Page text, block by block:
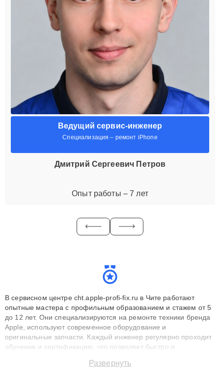
Ведущий сервис-инженер
Специализация – ремонт iPhone
Дмитрий Сергеевич Петров
Опыт работы – 7 лет
В сервисном центре cht.apple-profi-fix.ru в Чите работают
опытные мастера с профильным образованием и стажем от 5
до 12 лет. Они специализируются на ремонте техники бренда
Apple, используют современное оборудование и
оригинальные запчасти. Каждый инженер регулярно проходит
обучение и сертификацию, что позволяет быстро и
сохранением гарантии до 3 лет. Наши мастера решают
Развернуть